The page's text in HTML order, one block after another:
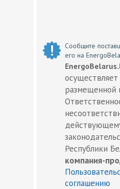
Сообщите
его на
размещенной
Республики
компания-
соглашению